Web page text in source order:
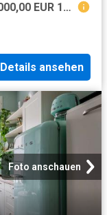
Wohnung zum Kaufen in Berlin 659.000,00 EUR 133 m²
Details ansehen
Foto anschauen